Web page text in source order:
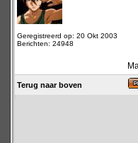
Geregistreerd op: 20 Okt 2003
Berichten: 24948
Terug naar boven